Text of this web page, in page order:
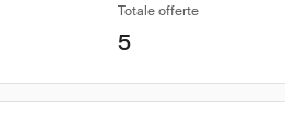
Totale offerte
5